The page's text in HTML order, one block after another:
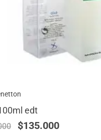
edt
$135.000